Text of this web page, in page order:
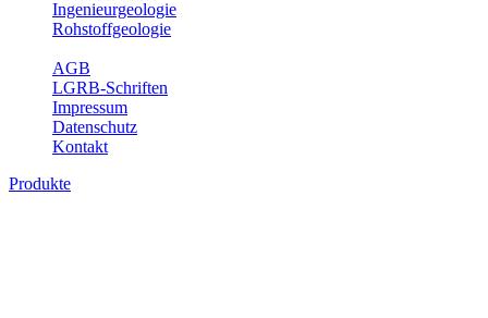
Ingenieurgeologie
Rohstoffgeologie
AGB
LGRB-Schriften
Impressum
Datenschutz
Kontakt
Produkte